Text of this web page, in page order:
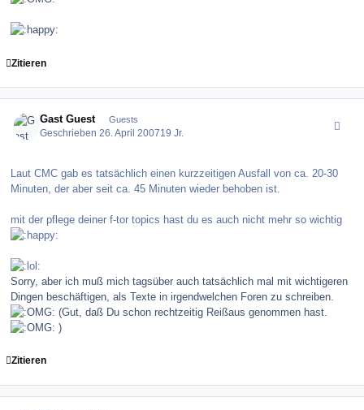
Zitieren
Gast Guest Guests
Geschrieben26. April 200719 Jr.
Laut CMC gab es tatsächlich einen kurzzeitigen Ausfall von ca. 20-30
Minuten, der aber seit ca. 45 Minuten wieder behoben ist.
mit der pflege deiner f-tor topics hast du es auch nicht mehr so wichtig
Sorry, aber ich muß mich tagsüber auch tatsächlich mal mit wichtigeren
Dingen beschäftigen, als Texte in irgendwelchen Foren zu schreiben.
(Gut, daß Du schon rechtzeitig Reißaus genommen hast.
)
Zitieren